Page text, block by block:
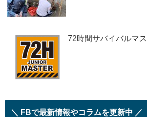
72時間サバイバルマ
＼ FBで最新情報やコラムを更新中 ／